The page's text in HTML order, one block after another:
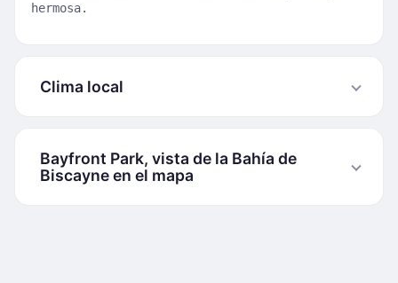
hermosa.
Clima local
Bayfront Park, vista de la Bahía de
Biscayne en el mapa